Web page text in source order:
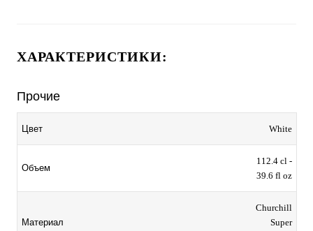
ХАРАКТЕРИСТИКИ:
Прочие
Цвет White
Объем
112.4 cl -
39.6 fl oz
Материал
Churchill
Super